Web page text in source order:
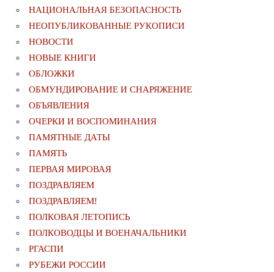
НАЦИОНАЛЬНАЯ БЕЗОПАСНОСТЬ
НЕОПУБЛИКОВАННЫЕ РУКОПИСИ
НОВОСТИ
НОВЫЕ КНИГИ
ОБЛОЖКИ
ОБМУНДИРОВАНИЕ И СНАРЯЖЕНИЕ
ОБЪЯВЛЕНИЯ
ОЧЕРКИ И ВОСПОМИНАНИЯ
ПАМЯТНЫЕ ДАТЫ
ПАМЯТЬ
ПЕРВАЯ МИРОВАЯ
ПОЗДРАВЛЯЕМ
ПОЗДРАВЛЯЕМ!
ПОЛКОВАЯ ЛЕТОПИСЬ
ПОЛКОВОДЦЫ И ВОЕНАЧАЛЬНИКИ
РГАСПИ
РУБЕЖИ РОССИИ